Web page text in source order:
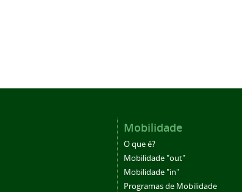
Mobilidade
O que é?
Mobilidade "out"
Mobilidade "in"
Programas de Mobilidade